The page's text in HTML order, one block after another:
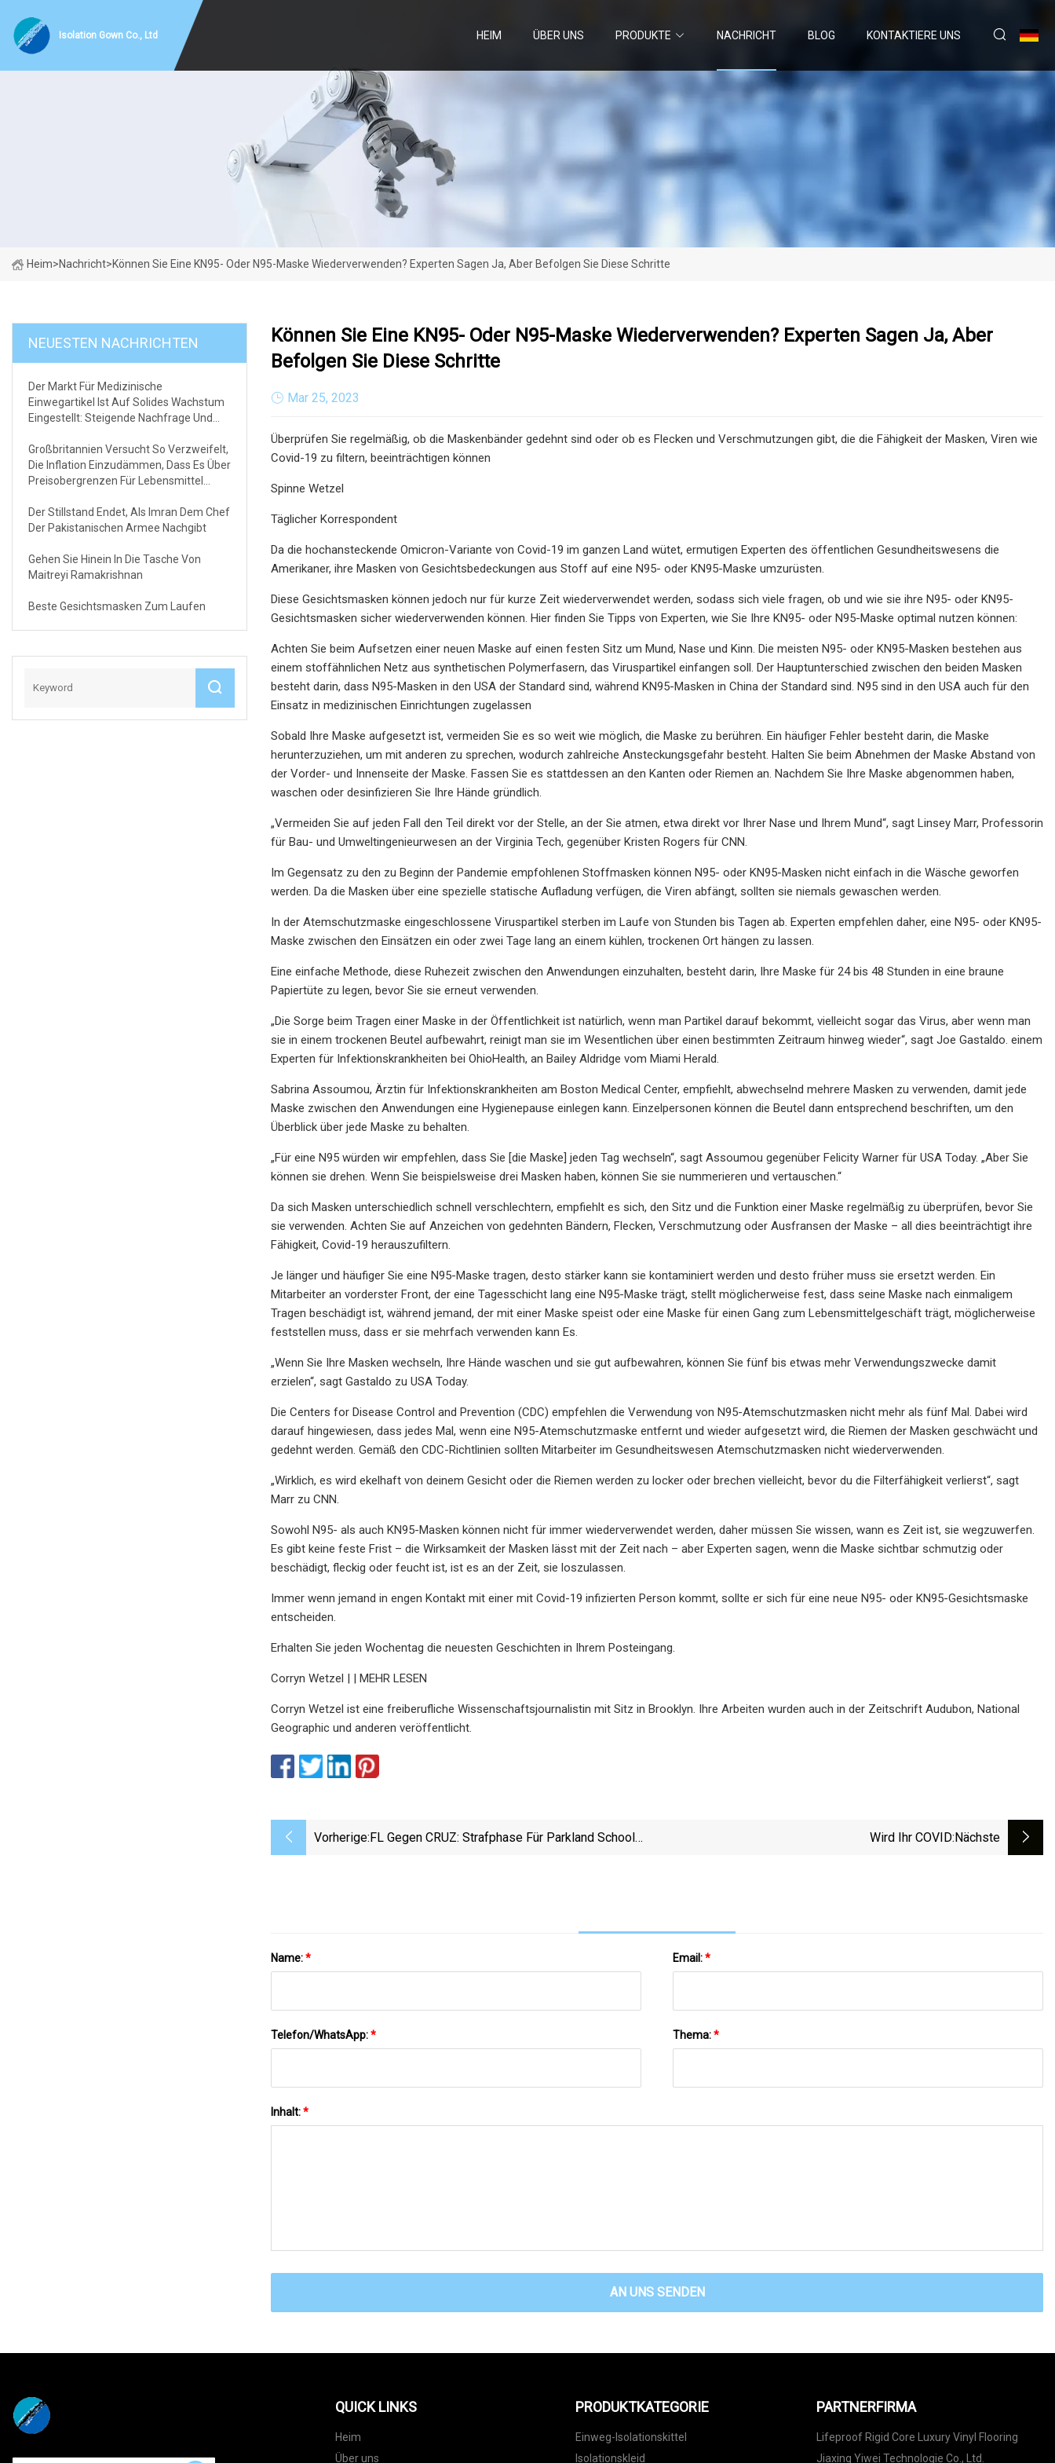
Isolation Gown Co., Ltd HEIM ÜBER UNS PRODUKTE NACHRICHT BLOG KONTAKTIERE UNS
Heim>Nachricht>Können Sie Eine KN95- Oder N95-Maske Wiederverwenden? Experten Sagen Ja, Aber Befolgen Sie Diese Schritte
NEUESTEN NACHRICHTEN
Der Markt Für Medizinische
Einwegartikel Ist Auf Solides Wachstum
Eingestellt: Steigende Nachfrage Und
Großbritannien Versucht So Verzweifelt,
Die Inflation Einzudämmen, Dass Es Über
Preisobergrenzen Für Lebensmittel
Der Stillstand Endet, Als Imran Dem Chef
Der Pakistanischen Armee Nachgibt
Gehen Sie Hinein In Die Tasche Von
Maitreyi Ramakrishnan
Beste Gesichtsmasken Zum Laufen
Können Sie Eine KN95- Oder N95-Maske Wiederverwenden? Experten Sagen Ja, Aber
Befolgen Sie Diese Schritte
Mar 25, 2023
Überprüfen Sie regelmäßig, ob die Maskenbänder gedehnt sind oder ob es Flecken und Verschmutzungen gibt, die die Fähigkeit der Masken, Viren wie
Covid-19 zu filtern, beeinträchtigen können
Spinne Wetzel
Täglicher Korrespondent
Da die hochansteckende Omicron-Variante von Covid-19 im ganzen Land wütet, ermutigen Experten des öffentlichen Gesundheitswesens die
Amerikaner, ihre Masken von Gesichtsbedeckungen aus Stoff auf eine N95- oder KN95-Maske umzurüsten.
Diese Gesichtsmasken können jedoch nur für kurze Zeit wiederverwendet werden, sodass sich viele fragen, ob und wie sie ihre N95- oder KN95-
Gesichtsmasken sicher wiederverwenden können. Hier finden Sie Tipps von Experten, wie Sie Ihre KN95- oder N95-Maske optimal nutzen können:
Achten Sie beim Aufsetzen einer neuen Maske auf einen festen Sitz um Mund, Nase und Kinn. Die meisten N95- oder KN95-Masken bestehen aus
einem stoffähnlichen Netz aus synthetischen Polymerfasern, das Viruspartikel einfangen soll. Der Hauptunterschied zwischen den beiden Masken
besteht darin, dass N95-Masken in den USA der Standard sind, während KN95-Masken in China der Standard sind. N95 sind in den USA auch für den
Einsatz in medizinischen Einrichtungen zugelassen
Sobald Ihre Maske aufgesetzt ist, vermeiden Sie es so weit wie möglich, die Maske zu berühren. Ein häufiger Fehler besteht darin, die Maske
herunterzuziehen, um mit anderen zu sprechen, wodurch zahlreiche Ansteckungsgefahr besteht. Halten Sie beim Abnehmen der Maske Abstand von
der Vorder- und Innenseite der Maske. Fassen Sie es stattdessen an den Kanten oder Riemen an. Nachdem Sie Ihre Maske abgenommen haben,
waschen oder desinfizieren Sie Ihre Hände gründlich.
„Vermeiden Sie auf jeden Fall den Teil direkt vor der Stelle, an der Sie atmen, etwa direkt vor Ihrer Nase und Ihrem Mund“, sagt Linsey Marr, Professorin
für Bau- und Umweltingenieurwesen an der Virginia Tech, gegenüber Kristen Rogers für CNN.
Im Gegensatz zu den zu Beginn der Pandemie empfohlenen Stoffmasken können N95- oder KN95-Masken nicht einfach in die Wäsche geworfen
werden. Da die Masken über eine spezielle statische Aufladung verfügen, die Viren abfängt, sollten sie niemals gewaschen werden.
In der Atemschutzmaske eingeschlossene Viruspartikel sterben im Laufe von Stunden bis Tagen ab. Experten empfehlen daher, eine N95- oder KN95-
Maske zwischen den Einsätzen ein oder zwei Tage lang an einem kühlen, trockenen Ort hängen zu lassen.
Eine einfache Methode, diese Ruhezeit zwischen den Anwendungen einzuhalten, besteht darin, Ihre Maske für 24 bis 48 Stunden in eine braune
Papiertüte zu legen, bevor Sie sie erneut verwenden.
„Die Sorge beim Tragen einer Maske in der Öffentlichkeit ist natürlich, wenn man Partikel darauf bekommt, vielleicht sogar das Virus, aber wenn man
sie in einem trockenen Beutel aufbewahrt, reinigt man sie im Wesentlichen über einen bestimmten Zeitraum hinweg wieder“, sagt Joe Gastaldo. einem
Experten für Infektionskrankheiten bei OhioHealth, an Bailey Aldridge vom Miami Herald.
Sabrina Assoumou, Ärztin für Infektionskrankheiten am Boston Medical Center, empfiehlt, abwechselnd mehrere Masken zu verwenden, damit jede
Maske zwischen den Anwendungen eine Hygienepause einlegen kann. Einzelpersonen können die Beutel dann entsprechend beschriften, um den
Überblick über jede Maske zu behalten.
„Für eine N95 würden wir empfehlen, dass Sie [die Maske] jeden Tag wechseln“, sagt Assoumou gegenüber Felicity Warner für USA Today. „Aber Sie
können sie drehen. Wenn Sie beispielsweise drei Masken haben, können Sie sie nummerieren und vertauschen.“
Da sich Masken unterschiedlich schnell verschlechtern, empfiehlt es sich, den Sitz und die Funktion einer Maske regelmäßig zu überprüfen, bevor Sie
sie verwenden. Achten Sie auf Anzeichen von gedehnten Bändern, Flecken, Verschmutzung oder Ausfransen der Maske – all dies beeinträchtigt ihre
Fähigkeit, Covid-19 herauszufiltern.
Je länger und häufiger Sie eine N95-Maske tragen, desto stärker kann sie kontaminiert werden und desto früher muss sie ersetzt werden. Ein
Mitarbeiter an vorderster Front, der eine Tagesschicht lang eine N95-Maske trägt, stellt möglicherweise fest, dass seine Maske nach einmaligem
Tragen beschädigt ist, während jemand, der mit einer Maske speist oder eine Maske für einen Gang zum Lebensmittelgeschäft trägt, möglicherweise
feststellen muss, dass er sie mehrfach verwenden kann Es.
„Wenn Sie Ihre Masken wechseln, Ihre Hände waschen und sie gut aufbewahren, können Sie fünf bis etwas mehr Verwendungszwecke damit
erzielen“, sagt Gastaldo zu USA Today.
Die Centers for Disease Control and Prevention (CDC) empfehlen die Verwendung von N95-Atemschutzmasken nicht mehr als fünf Mal. Dabei wird
darauf hingewiesen, dass jedes Mal, wenn eine N95-Atemschutzmaske entfernt und wieder aufgesetzt wird, die Riemen der Masken geschwächt und
gedehnt werden. Gemäß den CDC-Richtlinien sollten Mitarbeiter im Gesundheitswesen Atemschutzmasken nicht wiederverwenden.
„Wirklich, es wird ekelhaft von deinem Gesicht oder die Riemen werden zu locker oder brechen vielleicht, bevor du die Filterfähigkeit verlierst“, sagt
Marr zu CNN.
Sowohl N95- als auch KN95-Masken können nicht für immer wiederverwendet werden, daher müssen Sie wissen, wann es Zeit ist, sie wegzuwerfen.
Es gibt keine feste Frist – die Wirksamkeit der Masken lässt mit der Zeit nach – aber Experten sagen, wenn die Maske sichtbar schmutzig oder
beschädigt, fleckig oder feucht ist, ist es an der Zeit, sie loszulassen.
Immer wenn jemand in engen Kontakt mit einer mit Covid-19 infizierten Person kommt, sollte er sich für eine neue N95- oder KN95-Gesichtsmaske
entscheiden.
Erhalten Sie jeden Wochentag die neuesten Geschichten in Ihrem Posteingang.
Corryn Wetzel | | MEHR LESEN
Corryn Wetzel ist eine freiberufliche Wissenschaftsjournalistin mit Sitz in Brooklyn. Ihre Arbeiten wurden auch in der Zeitschrift Audubon, National
Geographic und anderen veröffentlicht.
Vorherige:FL Gegen CRUZ: Strafphase Für Parkland School
Wird Ihr COVID:nächste
Name:* Email:*
Telefon/WhatsApp:* Thema:*
Inhalt:*
AN UNS SENDEN
QUICK LINKS
Heim
Über uns
PRODUKTKATEGORIE
Einweg-Isolationskittel
Isolationskleid
PARTNERFIRMA
Lifeproof Rigid Core Luxury Vinyl Flooring
Jiaxing Yiwei Technologie Co., Ltd.